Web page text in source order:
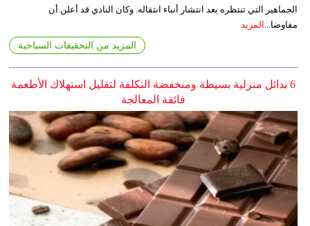
الجماهير التي تنتظره بعد انتشار أنباء انتقاله. وكان النادي قد أعلن أن
مفاوضا...
المزيد
المزيد من التحقيقات السياحية
6 بدائل منزلية بسيطة ومنخفضة التكلفة لتقليل استهلاك الأطعمة
فائقة المعالجة